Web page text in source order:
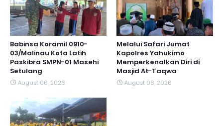
Babinsa Koramil 0910-
03/Malinau Kota Latih
Paskibra SMPN-01 Masehi
Setulang
August 06, 2026
Melalui Safari Jumat
Kapolres Yahukimo
Memperkenalkan Diri di
Masjid At-Taqwa
August 06, 2026